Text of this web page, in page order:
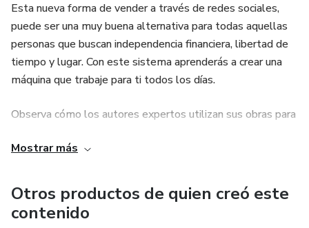
Esta nueva forma de vender a través de redes sociales,
puede ser una muy buena alternativa para todas aquellas
personas que buscan independencia financiera, libertad de
tiempo y lugar. Con este sistema aprenderás a crear una
máquina que trabaje para ti todos los días.
Observa cómo los autores expertos utilizan sus obras para
excepcional de establecer tu autoridad en tu campo, tanto
no te conocen.
Mostrar más
Otros productos de quien creó este
contenido